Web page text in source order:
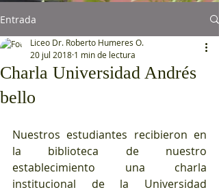
Entrada
Charla Universidad Andrés
bello
Liceo Dr. Roberto Humeres O.
20 jul 2018 1 min de lectura
Nuestros estudiantes recibieron en
la biblioteca de nuestro
establecimiento una charla
institucional de la Universidad